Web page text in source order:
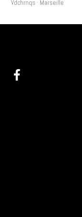
Vdchrnqs · Marseille